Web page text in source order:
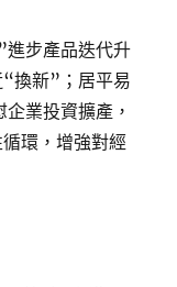
進步產品迭代升
換新”；居平易
業投資擴產，
環，增強對經